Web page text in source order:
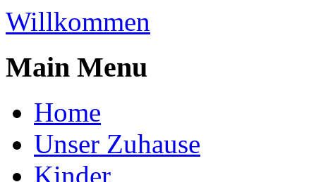
Willkommen
Main Menu
Home
Unser Zuhause
Kinder